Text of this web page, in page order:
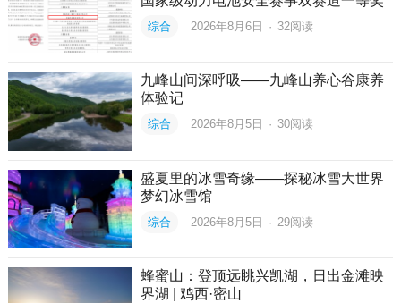
综合 2026年8月6日 · 32阅读
九峰山间深呼吸——九峰山养心谷康养
体验记
综合 2026年8月5日 · 30阅读
盛夏里的冰雪奇缘——探秘冰雪大世界
梦幻冰雪馆
综合 2026年8月5日 · 29阅读
蜂蜜山：登顶远眺兴凯湖，日出金滩映
界湖 | 鸡西·密山